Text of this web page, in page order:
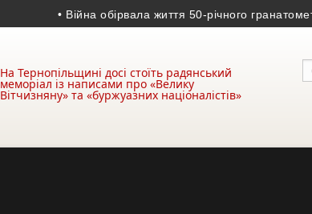
• Війна обірвала життя 50-річного
На Тернопільщині досі стоїть радянський
меморіал із написами про «Велику
Вітчизняну» та «буржуазних націоналістів»